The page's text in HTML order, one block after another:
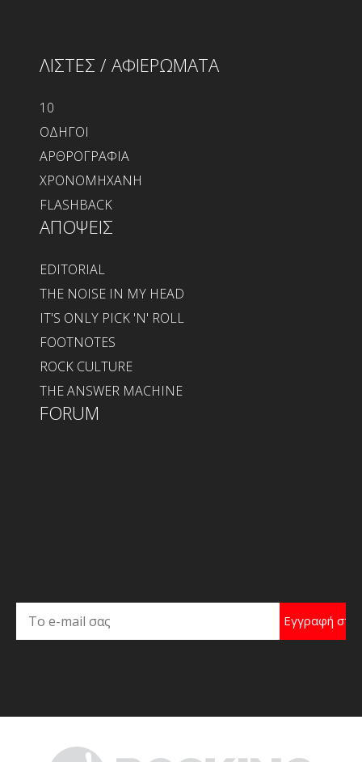
ΛΙΣΤΕΣ / ΑΦΙΕΡΩΜΑΤΑ
10
ΟΔΗΓΟΙ
ΑΡΘΡΟΓΡΑΦΙΑ
ΧΡΟΝΟΜΗΧΑΝΗ
FLASHBACK
ΑΠΟΨΕΙΣ
EDITORIAL
THE NOISE IN MY HEAD
IT'S ONLY PICK 'N' ROLL
FOOTNOTES
ROCK CULTURE
THE ANSWER MACHINE
FORUM